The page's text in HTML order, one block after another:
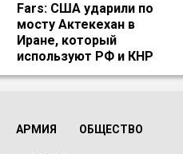
Fars: США ударили по
мосту Актекехан в
Иране, который
используют РФ и КНР
АРМИЯ ОБЩЕСТВО